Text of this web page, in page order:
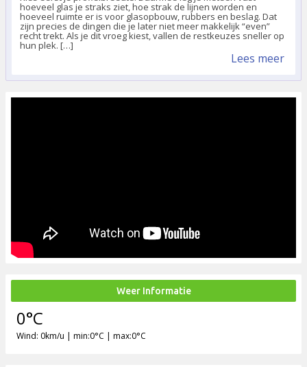
hoeveel glas je straks ziet, hoe strak de lijnen worden en
hoeveel ruimte er is voor glasopbouw, rubbers en beslag. Dat
zijn precies de dingen die je later niet meer makkelijk “even”
recht trekt. Als je dit vroeg kiest, vallen de restkeuzes sneller op
hun plek. […]
Lees meer
Weer Informatie
0°C
Wind: 0km/u | min:0°C | max:0°C